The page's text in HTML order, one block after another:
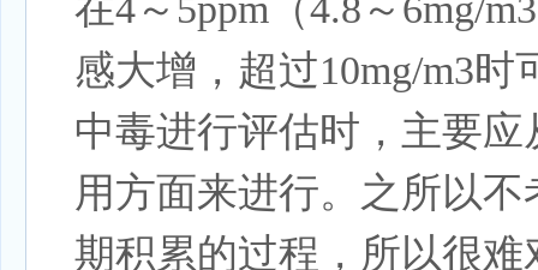
在4～5ppm（4.8～6mg/
感大增，超过10mg/m3
中毒进行评估时，主要
用方面来进行。之所以
期积累的过程，所以很